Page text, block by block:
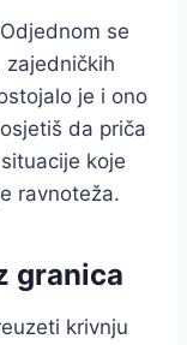
se
zajedničkih
je i ono
da priča
koje
ravnoteža.
granica
krivnju